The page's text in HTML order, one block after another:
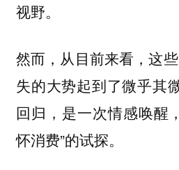
视野。
然而，从目前来看，这
失的大势起到了微乎其
回归，是一次情感唤醒
怀消费”的试探。